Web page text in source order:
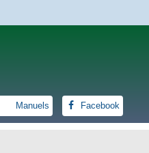
Manuels Facebook